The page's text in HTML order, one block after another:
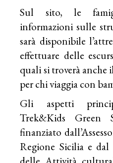
Sul sito, le
informazioni sulle
sarà disponibile
effettuare delle
quali si troverà anche
per chi viaggia con
Gli aspetti
Trek&Kids Green
finanziato
Regione Sicilia e